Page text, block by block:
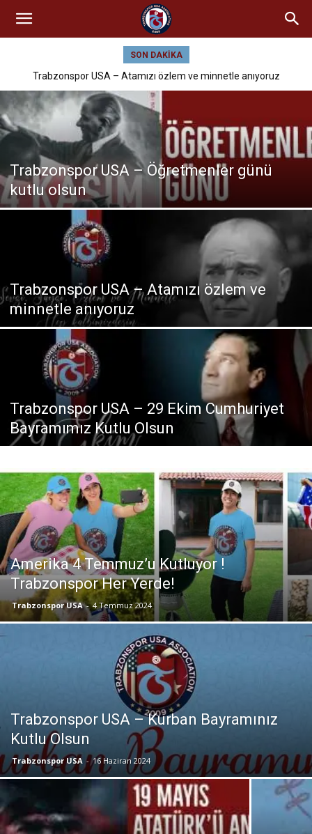
SON DAKIKA
Trabzonspor USA – Atamızı özlem ve minnetle anıyoruz
Trabzonspor USA – Öğretmenler günü
kutlu olsun
Trabzonspor USA – Atamızı özlem ve
minnetle anıyoruz
Trabzonspor USA – 29 Ekim Cumhuriyet
Bayramımız Kutlu Olsun
Amerika 4 Temmuz’u Kutluyor !
Trabzonspor Her Yerde!
Trabzonspor USA - 4 Temmuz 2024
Trabzonspor USA – Kurban Bayramınız
Kutlu Olsun
Trabzonspor USA - 16 Haziran 2024